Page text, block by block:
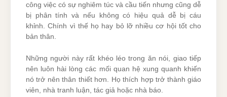
công việc có sự nghiêm túc và cầu tiến nhưng cũng dễ
bị phân tính và nếu không có hiệu quả dễ bị cáu
khỉnh. Chính vì thế họ hay bỏ lỡ nhiều cơ hội tốt cho
bản thân.
Những người này rất khéo léo trong ăn nói, giao tiếp
nên luôn hài lòng các mối quan hệ xung quanh khiến
nó trở nên thân thiết hơn. Họ thích hợp trở thành giáo
viên, nhà tranh luận, tác giả hoặc nhà báo.